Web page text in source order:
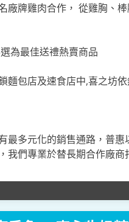
廠牌雞肉合作， 從雞胸、
為最佳送禮熱賣商品
麵包店及速食店中,喜之坊
最多元化的銷售通路，普惠
我們專業於替長期合作廠商